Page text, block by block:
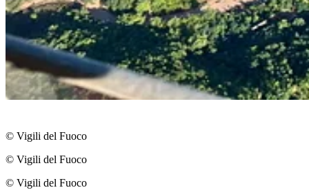
© Vigili del Fuoco
© Vigili del Fuoco
© Vigili del Fuoco